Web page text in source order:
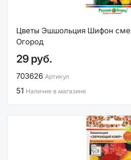
Цветы Эшшольция Шифон
Огород
29 руб.
703626 Артикул
51 Наличие в магазине